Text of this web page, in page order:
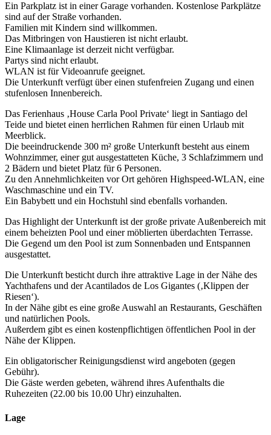
Ein Parkplatz ist in einer Garage vorhanden. Kostenlose Parkplätze
sind auf der Straße vorhanden.
Familien mit Kindern sind willkommen.
Das Mitbringen von Haustieren ist nicht erlaubt.
Eine Klimaanlage ist derzeit nicht verfügbar.
Partys sind nicht erlaubt.
WLAN ist für Videoanrufe geeignet.
Die Unterkunft verfügt über einen stufenfreien Zugang und einen
stufenlosen Innenbereich.
Das Ferienhaus ‚House Carla Pool Private‘ liegt in Santiago del
Teide und bietet einen herrlichen Rahmen für einen Urlaub mit
Meerblick.
Die beeindruckende 300 m² große Unterkunft besteht aus einem
Wohnzimmer, einer gut ausgestatteten Küche, 3 Schlafzimmern und
2 Bädern und bietet Platz für 6 Personen.
Zu den Annehmlichkeiten vor Ort gehören Highspeed-WLAN, eine
Waschmaschine und ein TV.
Ein Babybett und ein Hochstuhl sind ebenfalls vorhanden.
Das Highlight der Unterkunft ist der große private Außenbereich mit
einem beheizten Pool und einer möblierten überdachten Terrasse.
Die Gegend um den Pool ist zum Sonnenbaden und Entspannen
ausgestattet.
Die Unterkunft besticht durch ihre attraktive Lage in der Nähe des
Yachthafens und der Acantilados de Los Gigantes (‚Klippen der
Riesen‘).
In der Nähe gibt es eine große Auswahl an Restaurants, Geschäften
und natürlichen Pools.
Außerdem gibt es einen kostenpflichtigen öffentlichen Pool in der
Nähe der Klippen.
Ein obligatorischer Reinigungsdienst wird angeboten (gegen
Gebühr).
Die Gäste werden gebeten, während ihres Aufenthalts die
Ruhezeiten (22.00 bis 10.00 Uhr) einzuhalten.
Lage